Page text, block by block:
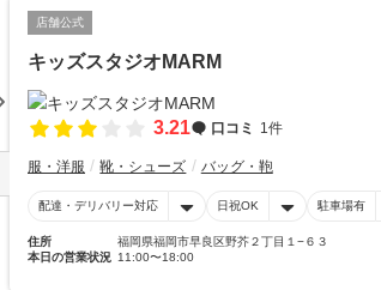
店舗公式
キッズスタジオMARM
3.21 口コミ 1件
服・洋服 靴・シューズ バッグ・鞄
配達・デリバリー対応 日祝OK 駐車場有
住所
福岡県福岡市早良区野芥２丁目１−６３
本日の営業状況 11:00〜18:00